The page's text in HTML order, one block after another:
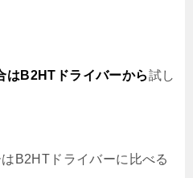
はB2HTドライバーから試し
B2HTドライバーに比べる